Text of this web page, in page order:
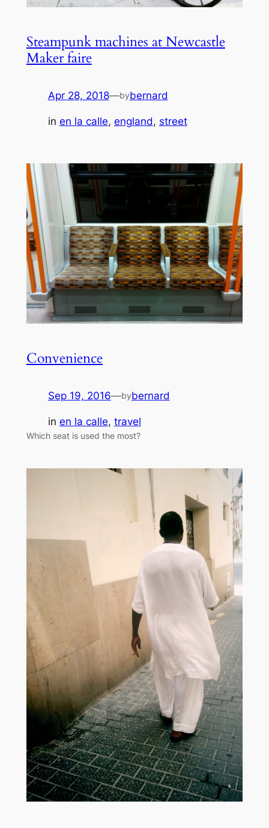
Steampunk machines at Newcastle
Maker faire
Apr 28, 2018—bybernard
in en la calle, england, street
Convenience
Sep 19, 2016—bybernard
in en la calle, travel
Which seat is used the most?